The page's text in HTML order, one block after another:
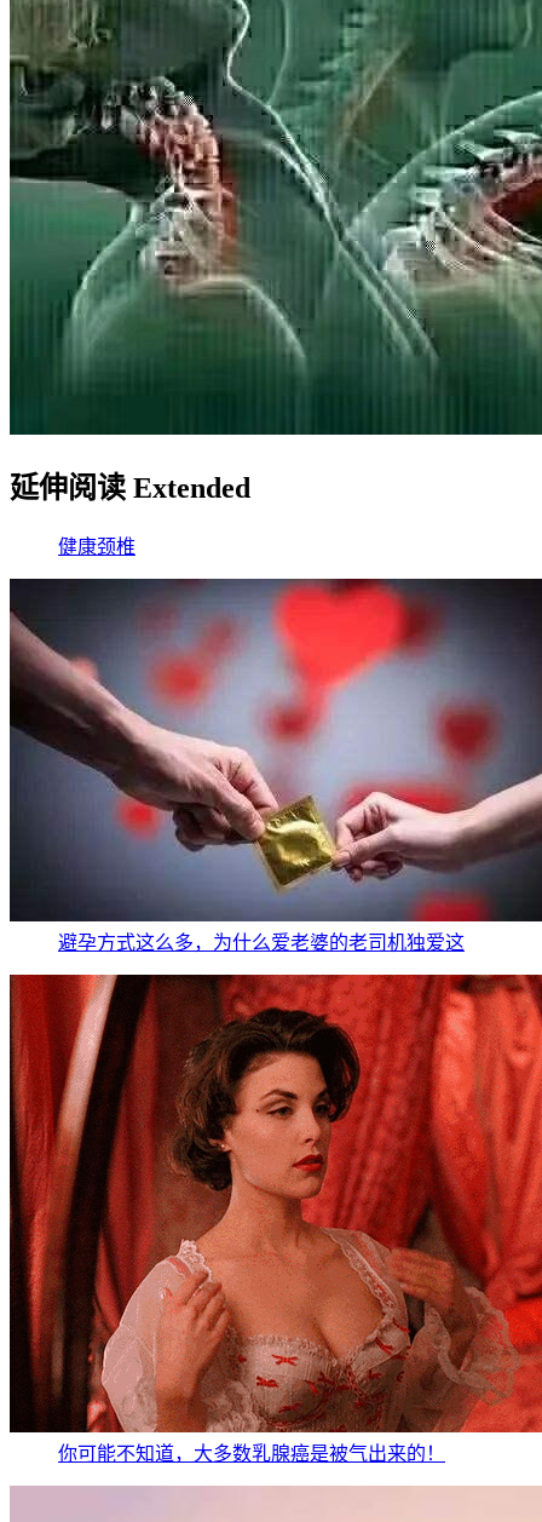
延伸阅读 Extended
健康颈椎
避孕方式这么多，为什么爱老婆的老司机独爱这
你可能不知道，大多数乳腺癌是被气出来的！